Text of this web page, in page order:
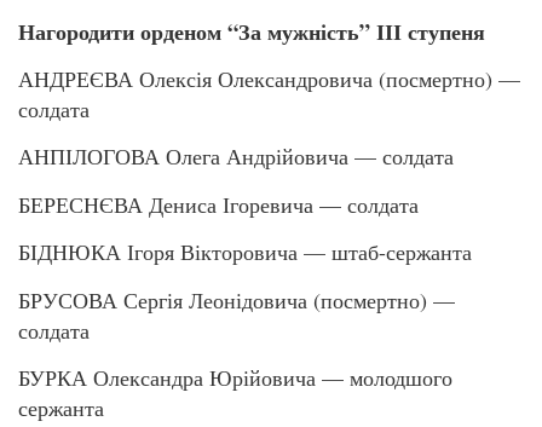
Нагородити орденом “За мужність” ІІІ ступеня
АНДРЕЄВА Олексія Олександровича (посмертно) —
солдата
АНПІЛОГОВА Олега Андрійовича — солдата
БЕРЕСНЄВА Дениса Ігоревича — солдата
БІДНЮКА Ігоря Вікторовича — штаб-сержанта
БРУСОВА Сергія Леонідовича (посмертно) —
солдата
БУРКА Олександра Юрійовича — молодшого
сержанта